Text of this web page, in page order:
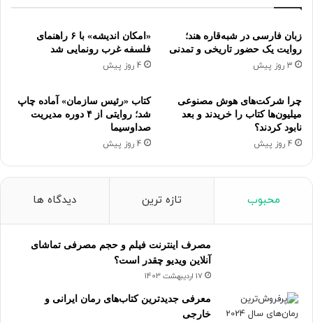
زبان فارسی در شبه‌قاره هند؛
روایت یک حضور تاریخی و تمدنی
3 روز پیش
«امکان اندیشه» با ۶ راهنمای
فلسفه غرب رونمایی شد
4 روز پیش
چرا شرکت‌های هوش مصنوعی
میلیون‌ها کتاب را خریدند و بعد
نابود کردند؟
4 روز پیش
کتاب «رئیس سازمان» آماده چاپ
شد؛ روایتی از ۴ دوره مدیریت
صداوسیما
4 روز پیش
محبوب تازه ترین دیدگاه ها
مصرف اینترنت فیلم و حجم مصرفی تماشای
آنلاین ویدیو چقدر است؟
17 اردیبهشت 1403
معرفی جدیدترین کتاب‌های رمان ایرانی و
خارجی